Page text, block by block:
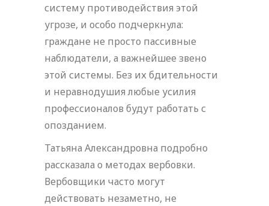
систему противодействия этой
угрозе, и особо подчеркнула:
граждане не просто пассивные
наблюдатели, а важнейшее звено
этой системы. Без их бдительности
и неравнодушия любые усилия
профессионалов будут работать с
опозданием.
Татьяна Александровна подробно
рассказала о методах вербовки.
Вербовщики часто могут
действовать незаметно, не